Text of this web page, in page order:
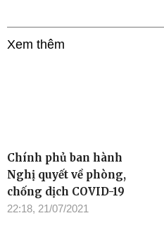
Xem thêm
Chính phủ ban hành
Nghị quyết về phòng,
chống dịch COVID-19
22:18, 21/07/2021